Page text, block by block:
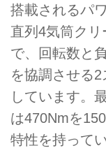
搭載されるパ
直列4気筒ク
で、回転数と
を協調させる
しています。
は470Nmを
特性を持って